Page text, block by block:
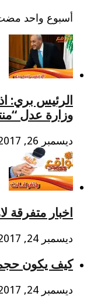
‏أسبوع واحد
الرئيس بري:
وزارة عدل
ديسمبر 26, 2017
اخبار متفرقة
ديسمبر 24, 2017
كيف يكون حجم
ديسمبر 24, 2017